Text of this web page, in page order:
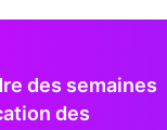
des semaines
des